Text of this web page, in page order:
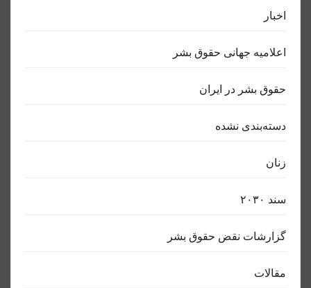
اخبار
اعلاميه جهانی حقوق بشر
حقوق بشر در ایران
دسته‌بندی نشده
زنان
سند ٢٠٣٠
گزارشات نقض حقوق بشر
مقالات